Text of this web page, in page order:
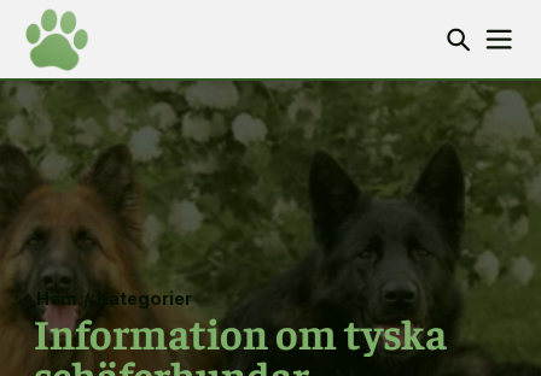
Hem / Kategorier
Information om tyska